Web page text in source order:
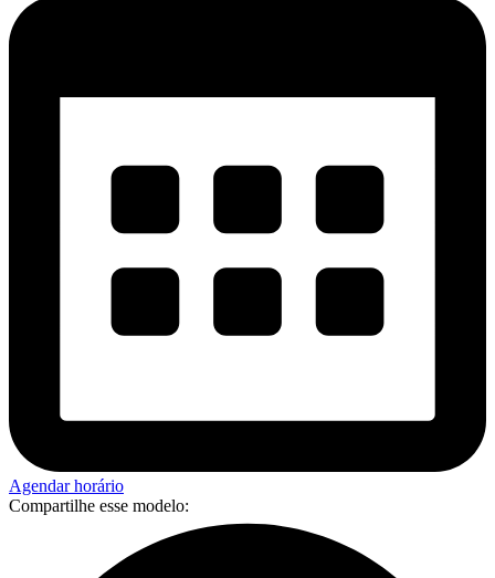
Agendar horário
Compartilhe esse modelo: